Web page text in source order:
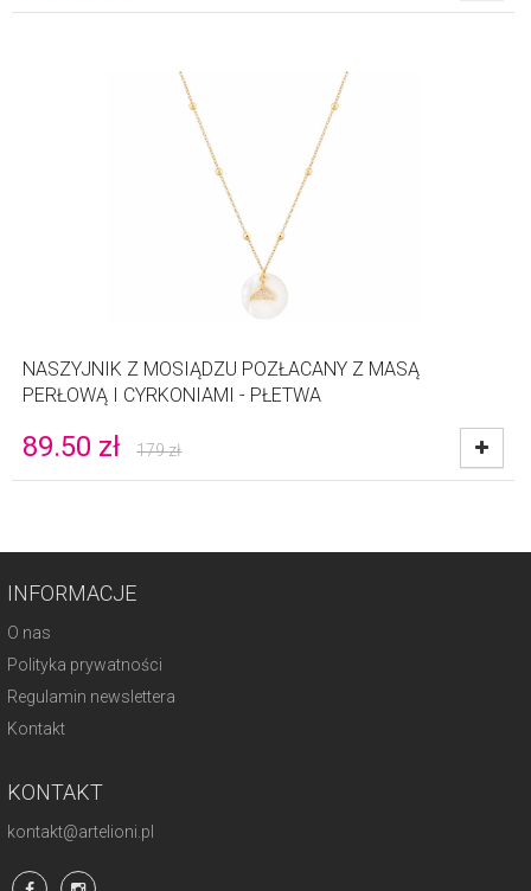
NASZYJNIK Z MOSIĄDZU POZŁACANY Z MASĄ
PERŁOWĄ I CYRKONIAMI - PŁETWA
89.50 zł 179zł
INFORMACJE
O nas
Polityka prywatności
Regulamin newslettera
Kontakt
KONTAKT
kontakt@artelioni.pl